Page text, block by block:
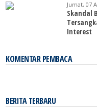
Jumat, 07
Skandal
Interest
KOMENTAR PEMBACA
BERITA TERBARU